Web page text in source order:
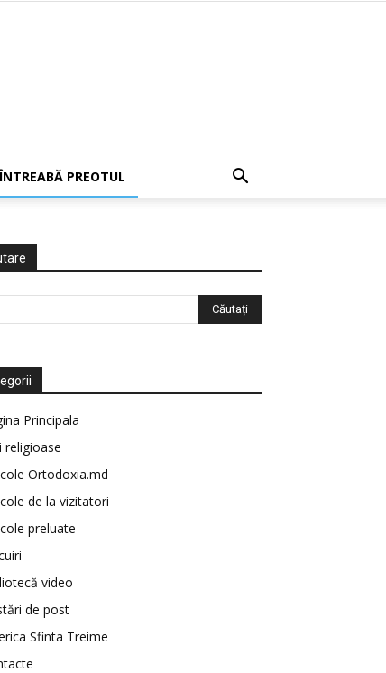
ÎNTREABĂ PREOTUL
Principala
religioase
Ortodoxia.md
de la vizitatori
preluate
video
de post
Sfinta Treime